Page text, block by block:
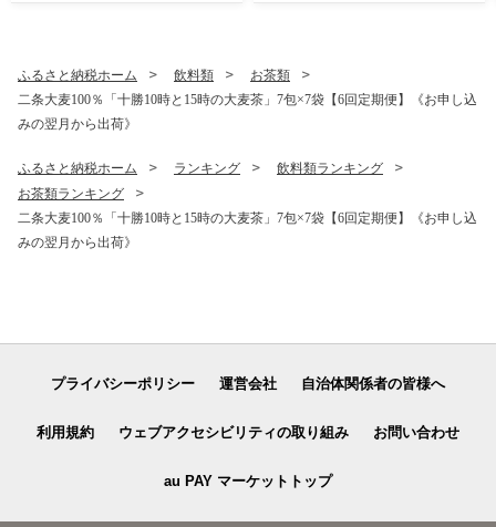
ふるさと納税ホーム 飲料類
お茶類
二条大麦100％「十勝10時と15時の大麦茶」7包×7袋【6回定期便】《お申し込
みの翌月から出荷》
ふるさと納税ホーム ランキング
飲料類ランキング
お茶類ランキング
二条大麦100％「十勝10時と15時の大麦茶」7包×7袋【6回定期便】《お申し込
みの翌月から出荷》
プライバシーポリシー 運営会社 自治体関係者の皆様へ
利用規約 ウェブアクセシビリティの取り組み お問い合わせ
au PAY マーケットトップ